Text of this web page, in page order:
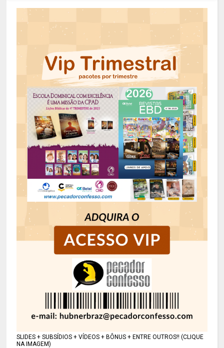
SLIDES + SUBSÍDIOS + VÍDEOS + BÔNUS + ENTRE OUTROS!! (CLIQUE
NA IMAGEM)